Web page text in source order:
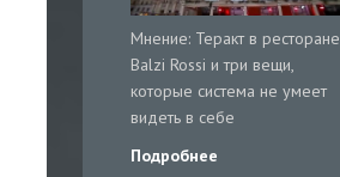
Мнение: Теракт в ресторане
Balzi Rossi и три вещи,
которые система не умеет
видеть в себе
Подробнее